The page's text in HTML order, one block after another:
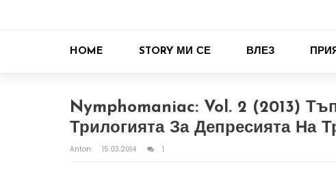
HOME STORY МИ СЕ ВЛЕЗ
Nymphomaniac: Vol. 2 (2013)
Трилогията За Депресията На
Anton 15.03.2014 1